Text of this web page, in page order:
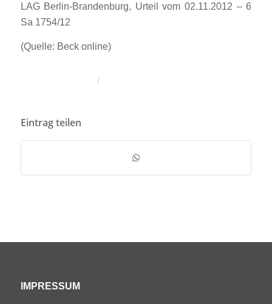
LAG Berlin-Brandenburg, Urteil vom 02.11.2012 – 6
Sa 1754/12
(Quelle: Beck online)
/
Eintrag teilen
IMPRESSUM